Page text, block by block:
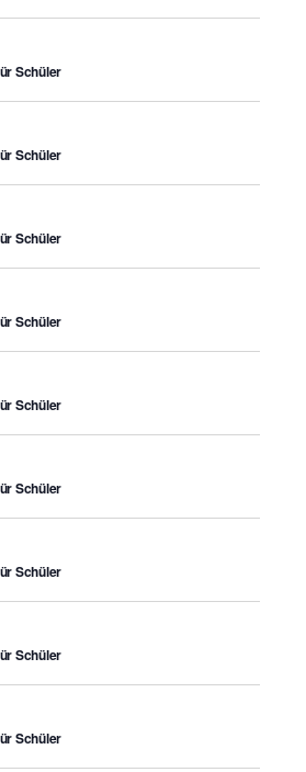
Schüler
Schüler
Schüler
Schüler
Schüler
Schüler
Schüler
Schüler
Schüler